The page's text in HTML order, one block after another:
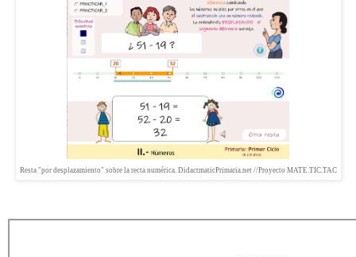
Resta "por desplazamiento" sobre la recta numérica. DidactmaticPrimaria.net //Proyecto MATE.TIC.TAC